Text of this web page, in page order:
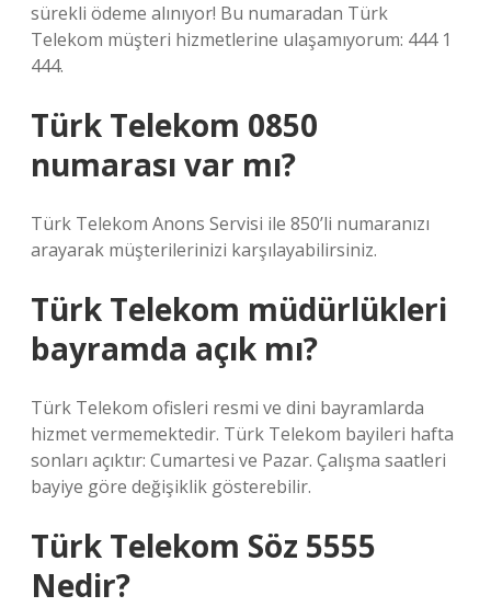
sürekli ödeme alınıyor! Bu numaradan Türk
Telekom müşteri hizmetlerine ulaşamıyorum: 444 1
444.
Türk Telekom 0850
numarası var mı?
Türk Telekom Anons Servisi ile 850’li numaranızı
arayarak müşterilerinizi karşılayabilirsiniz.
Türk Telekom müdürlükleri
bayramda açık mı?
Türk Telekom ofisleri resmi ve dini bayramlarda
hizmet vermemektedir. Türk Telekom bayileri hafta
sonları açıktır: Cumartesi ve Pazar. Çalışma saatleri
bayiye göre değişiklik gösterebilir.
Türk Telekom Söz 5555
Nedir?